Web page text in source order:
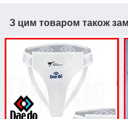
З цим товаром також